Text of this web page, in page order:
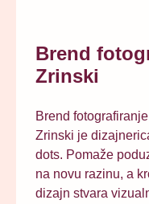
Brend
Zrinski
Brend
Zrinski je
dots. Pomaže
na novu razinu, a
dizajn stvara